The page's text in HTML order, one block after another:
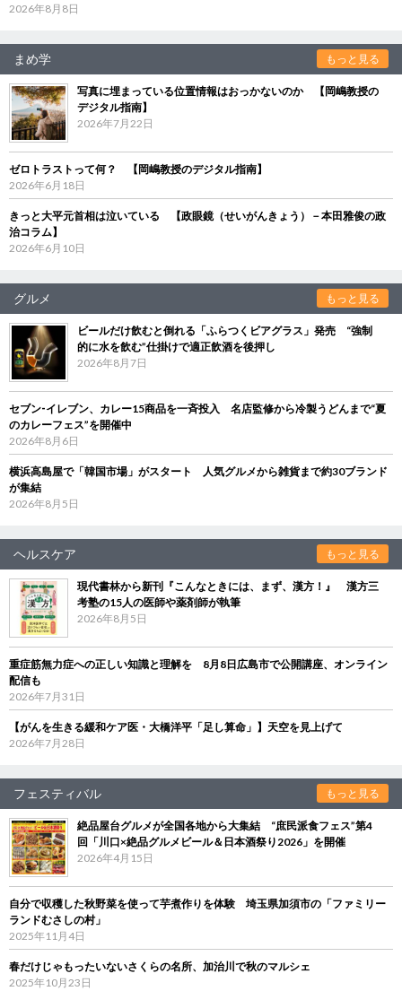
2026年8月8日
まめ学 もっと見る
写真に埋まっている位置情報はおっかないのか 【岡嶋教授の
デジタル指南】
2026年7月22日
ゼロトラストって何？ 【岡嶋教授のデジタル指南】
2026年6月18日
きっと大平元首相は泣いている 【政眼鏡（せいがんきょう）－本田雅俊の政
治コラム】
2026年6月10日
グルメ もっと見る
ビールだけ飲むと倒れる「ふらつくビアグラス」発売 “強制
的に水を飲む”仕掛けで適正飲酒を後押し
2026年8月7日
セブン‐イレブン、カレー15商品を一斉投入 名店監修から冷製うどんまで“夏
のカレーフェス”を開催中
2026年8月6日
横浜高島屋で「韓国市場」がスタート 人気グルメから雑貨まで約30ブランド
が集結
2026年8月5日
ヘルスケア もっと見る
現代書林から新刊『こんなときには、まず、漢方！』 漢方三
考塾の15人の医師や薬剤師が執筆
2026年8月5日
重症筋無力症への正しい知識と理解を 8月8日広島市で公開講座、オンライン
配信も
2026年7月31日
【がんを生きる緩和ケア医・大橋洋平「足し算命」】天空を見上げて
2026年7月28日
フェスティバル もっと見る
絶品屋台グルメが全国各地から大集結 “庶民派食フェス”第4
回「川口×絶品グルメビール＆日本酒祭り2026」を開催
2026年4月15日
自分で収穫した秋野菜を使って芋煮作りを体験 埼玉県加須市の「ファミリー
ランドむさしの村」
2025年11月4日
春だけじゃもったいないさくらの名所、加治川で秋のマルシェ
2025年10月23日